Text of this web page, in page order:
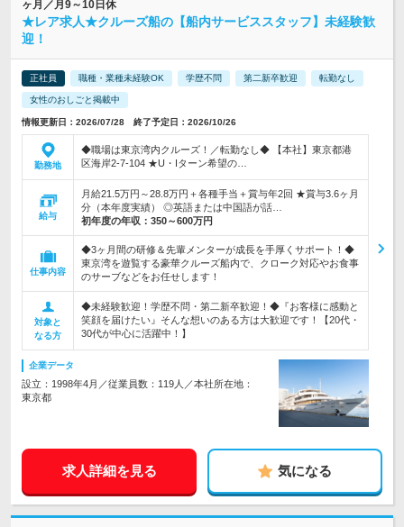
ヶ月／月9～10日休
★レア求人★クルーズ船の【船内サービススタッフ】未経験歓
迎！
正社員 職種・業種未経験OK 学歴不問 第二新卒歓迎 転勤なし
女性のおしごと掲載中
情報更新日：2026/07/28 終了予定日：2026/10/26
勤務地
◆職場は東京湾内クルーズ！／転勤なし◆ 【本社】東京都港
区海岸2-7-104 ★U・Iターン希望の…
給与
月給21.5万円～28.8万円＋各種手当＋賞与年2回 ★賞与3.6ヶ月
分（本年度実績） ◎英語または中国語が話…
初年度の年収： 350～600万円
仕事内容
◆3ヶ月間の研修＆先輩メンターが成長を手厚くサポート！◆
東京湾を遊覧する豪華クルーズ船内で、クローク対応やお食事
のサーブなどをお任せします！
対象と
なる方
◆未経験歓迎！学歴不問・第二新卒歓迎！◆『お客様に感動と
笑顔を届けたい』そんな想いのある方は大歓迎です！【20代・
30代が中心に活躍中！】
企業データ
設立：1998年4月／従業員数：119人／本社所在地：
東京都
求人詳細を見る 気になる